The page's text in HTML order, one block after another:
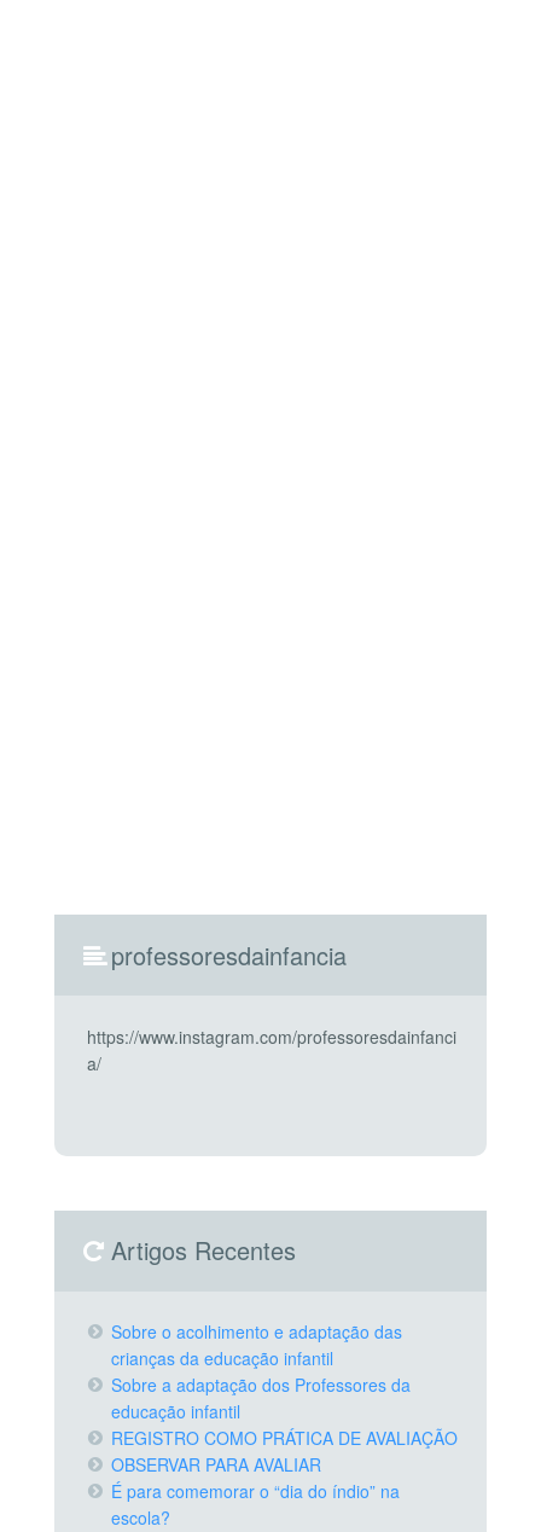
professoresdainfancia
https://www.instagram.com/professoresdainfanci
a/
Artigos Recentes
Sobre o acolhimento e adaptação das
crianças da educação infantil
Sobre a adaptação dos Professores da
educação infantil
REGISTRO COMO PRÁTICA DE AVALIAÇÃO
OBSERVAR PARA AVALIAR
É para comemorar o “dia do índio” na
escola?